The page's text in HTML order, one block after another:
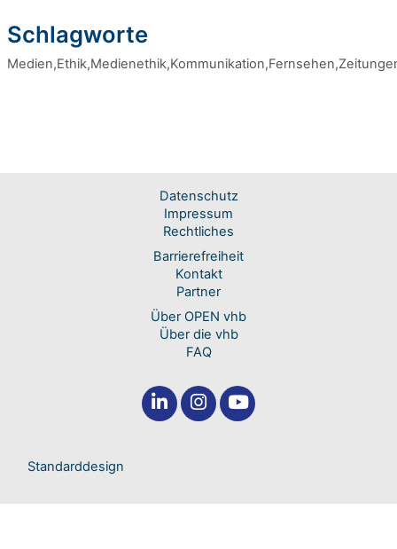
Schlagworte
Datenschutz
Impressum
Rechtliches
Barrierefreiheit
Kontakt
Partner
Über OPEN vhb
Über die vhb
FAQ
Standarddesign